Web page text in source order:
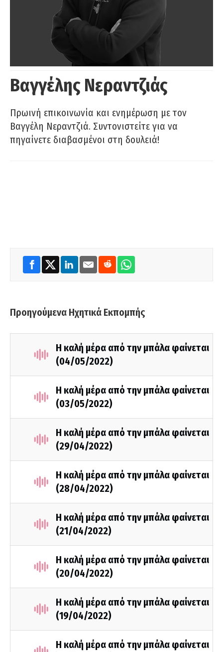
Βαγγέλης Νεραντζιάς
Πρωινή επικοινωνία και ενημέρωση με τον
Βαγγέλη Νεραντζιά. Συντονιστείτε για να
πηγαίνετε διαβασμένοι στη δουλειά!
Προηγούμενα Ηχητικά Εκπομπής
Η καλή μέρα από την μπάλα φαίνεται
(04/05/2022)
Η καλή μέρα από την μπάλα φαίνεται
(03/05/2022)
Η καλή μέρα από την μπάλα φαίνεται
(29/04/2022)
Η καλή μέρα από την μπάλα φαίνεται
(28/04/2022)
Η καλή μέρα από την μπάλα φαίνεται
(21/04/2022)
Η καλή μέρα από την μπάλα φαίνεται
(20/04/2022)
Η καλή μέρα από την μπάλα φαίνεται
(19/04/2022)
Η καλή μέρα από την μπάλα φαίνεται